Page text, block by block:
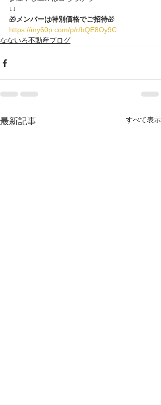
↓↓
🎁メンバーは特別価格でご招待🎁
https://my60p.com/p/r/bQE8Oy9C
なないろ不動産ブログ
最新記事 すべて表示